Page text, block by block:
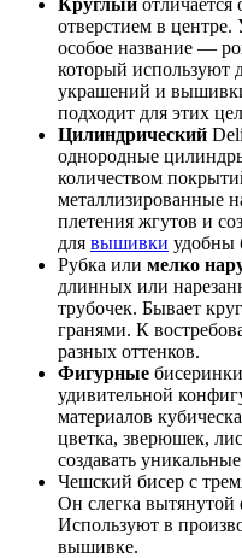
отверстием в центре.
особое название —
который используют
украшений и
подходит для этих
Цилиндрический
однородные
количеством
металлизированные
плетения жгутов и
для вышивки удобны
Рубка или мелко
длинных или
трубочек. Бывает
гранями. К
разных оттенков.
Фигурные
удивительной
материалов
цветка, зверюшек,
создавать
Чешский бисер с
Он слегка вытянутой
Используют в
вышивке.